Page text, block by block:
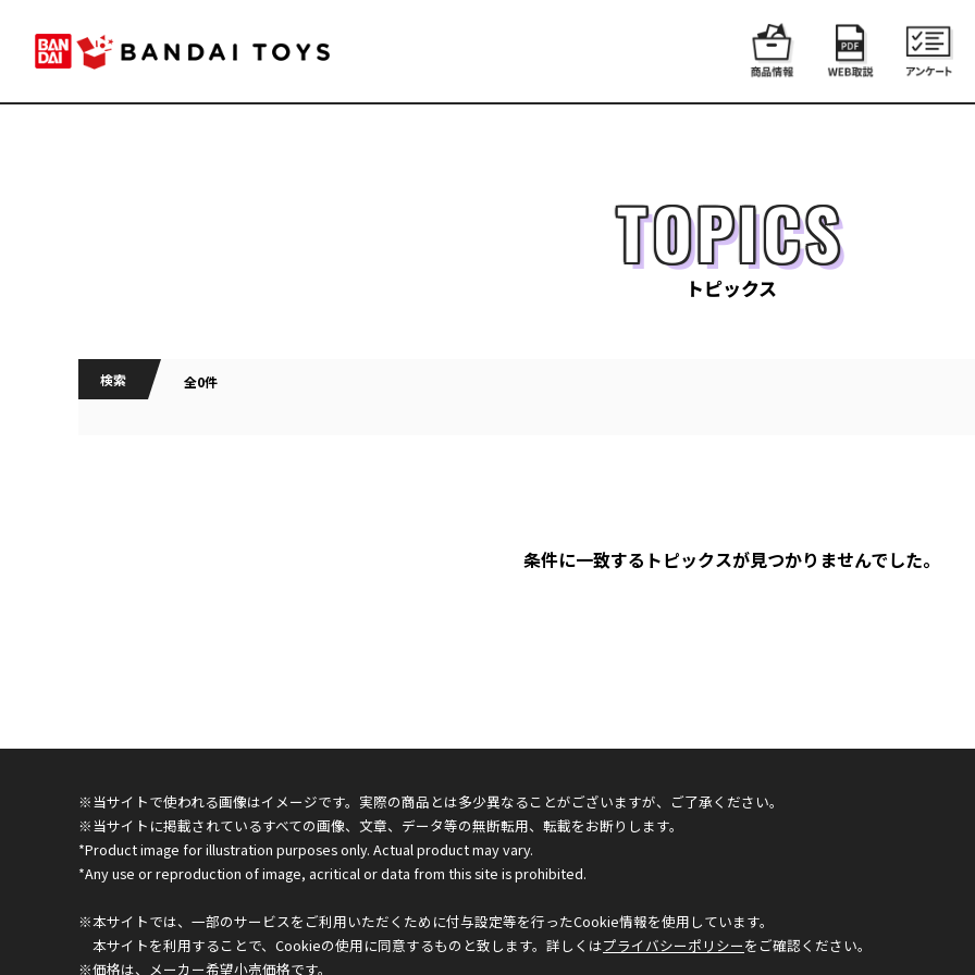
TOPICS
トピックス
検索 全0件
条件に一致するトピックスが見つかりませんでした。
※当サイトで使われる画像はイメージです。実際の商品とは多少異なることがございますが、ご了承ください。
※当サイトに掲載されているすべての画像、文章、データ等の無断転用、転載をお断りします。
*Product image for illustration purposes only. Actual product may vary.
*Any use or reproduction of image, acritical or data from this site is prohibited.
※本サイトでは、一部のサービスをご利用いただくために付与設定等を行ったCookie情報を使用しています。
本サイトを利用することで、Cookieの使用に同意するものと致します。詳しくはプライバシーポリシーをご確認ください。
※価格は、メーカー希望小売価格です。